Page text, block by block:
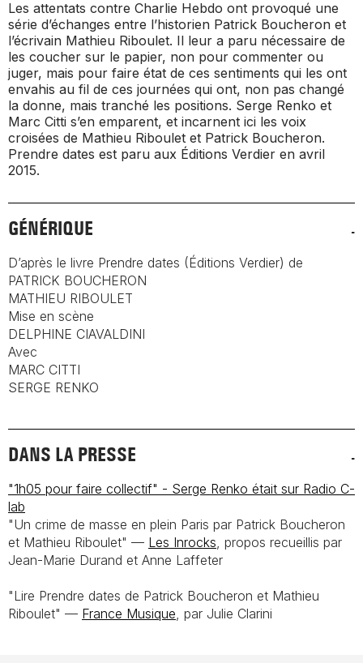
Les attentats contre Charlie Hebdo ont provoqué une
série d’échanges entre l’historien Patrick Boucheron et
l’écrivain Mathieu Riboulet. Il leur a paru nécessaire de
les coucher sur le papier, non pour commenter ou
juger, mais pour faire état de ces sentiments qui les ont
envahis au fil de ces journées qui ont, non pas changé
la donne, mais tranché les positions. Serge Renko et
Marc Citti s’en emparent, et incarnent ici les voix
croisées de Mathieu Riboulet et Patrick Boucheron.
Prendre dates est paru aux Éditions Verdier en avril
2015.
GÉNÉRIQUE
D’après le livre Prendre dates (Éditions Verdier) de
PATRICK BOUCHERON
MATHIEU RIBOULET
Mise en scène
DELPHINE CIAVALDINI
Avec
MARC CITTI
SERGE RENKO
DANS LA PRESSE
"1h05 pour faire collectif" - Serge Renko était sur Radio C-
lab
"Un crime de masse en plein Paris par Patrick Boucheron
et Mathieu Riboulet" — Les Inrocks, propos recueillis par
Jean-Marie Durand et Anne Laffeter
"Lire Prendre dates de Patrick Boucheron et Mathieu
Riboulet" — France Musique, par Julie Clarini